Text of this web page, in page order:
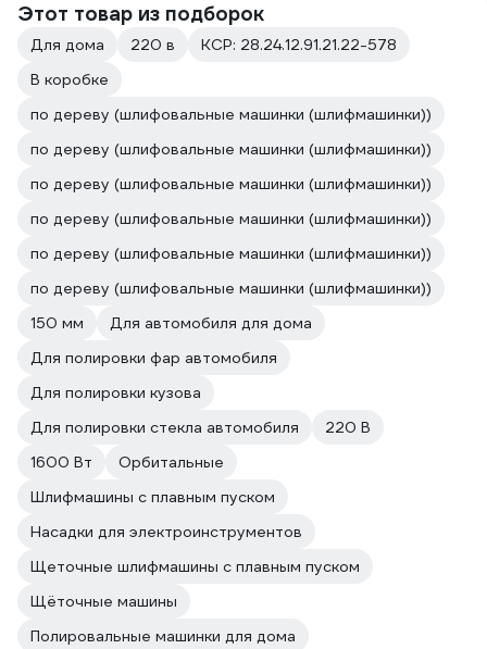
Этот товар из подборок
Для дома 220 в
КСР: 28.24.12.91.21.22-578
В коробке
по дереву (шлифовальные машинки (шлифмашинки))
по дереву (шлифовальные машинки (шлифмашинки))
по дереву (шлифовальные машинки (шлифмашинки))
по дереву (шлифовальные машинки (шлифмашинки))
по дереву (шлифовальные машинки (шлифмашинки))
по дереву (шлифовальные машинки (шлифмашинки))
150 мм
Для автомобиля для дома
Для полировки фар автомобиля
Для полировки кузова
Для полировки стекла автомобиля
220 В
1600 Вт
Орбитальные
Шлифмашины с плавным пуском
Насадки для электроинструментов
Щеточные шлифмашины с плавным пуском
Щёточные машины
Полировальные машинки для дома